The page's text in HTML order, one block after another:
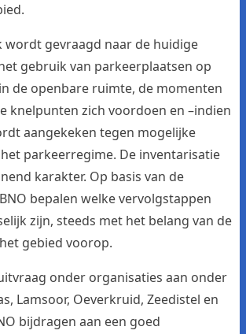
wordt gevraagd naar de huidige
gebruik van parkeerplaatsen op
de openbare ruimte, de momenten
knelpunten zich voordoen en –indien
aangekeken tegen mogelijke
parkeerregime. De inventarisatie
karakter. Op basis van de
bepalen welke vervolgstappen
zijn, steeds met het belang van de
gebied voorop.
onder organisaties aan onder
Lamsoor, Oeverkruid, Zeedistel en
bijdragen aan een goed